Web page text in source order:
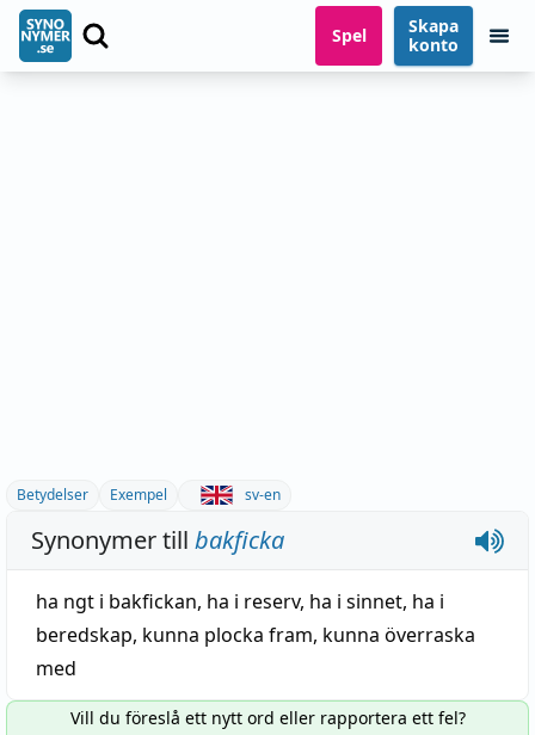
Spel
Skapa
konto
Betydelser Exempel sv-en
Synonymer till bakficka
ha ngt i bakfickan, ha i reserv, ha i sinnet, ha i
beredskap, kunna plocka fram, kunna överraska
med
Vill du föreslå ett nytt ord eller rapportera ett fel?